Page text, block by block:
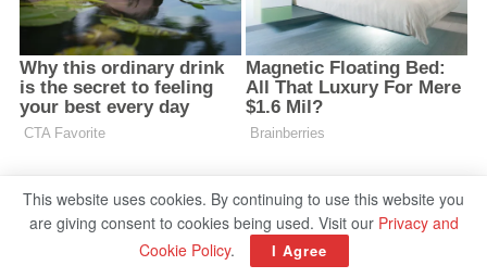
This website uses cookies. By continuing to use this website you
are giving consent to cookies being used. Visit our Privacy and
Cookie Policy. I Agree